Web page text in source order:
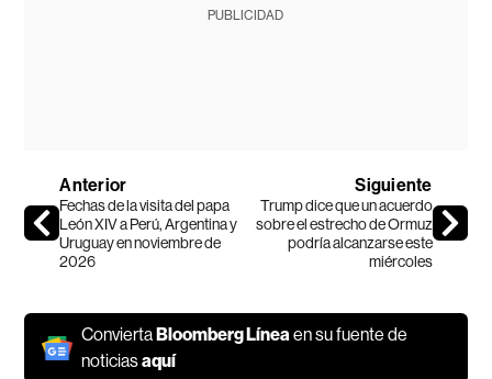
PUBLICIDAD
Anterior
Fechas de la visita del papa
León XIV a Perú, Argentina y
Uruguay en noviembre de
2026
Siguiente
Trump dice que un acuerdo
sobre el estrecho de Ormuz
podría alcanzarse este
miércoles
ConviertaBloomberg Líneaen su fuente de
noticiasaquí